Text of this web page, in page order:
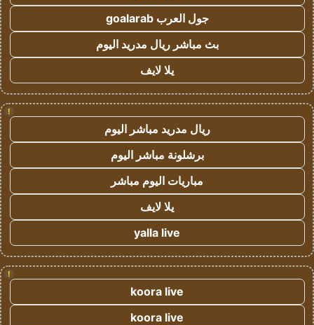
جول العرب goalarab
بث مباشر ريال مدريد اليوم
يلا لايف
!
ريال مدريد مباشر اليوم
برشلونة مباشر اليوم
مباريات اليوم مباشر
يلا لايف
yalla live
!
koora live
koora live